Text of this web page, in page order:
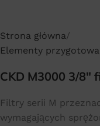
Strona główna
Elementy
CKD M3000 3/8″
Filtry serii M
wymagających